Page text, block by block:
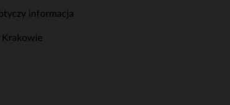
informacja
Krakowie